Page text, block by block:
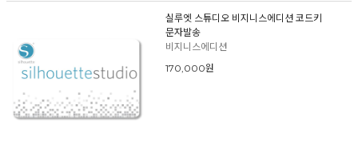
실루엣 스튜디오 비지니스에디션 코드키
문자발송
비지니스에디션
170,000원